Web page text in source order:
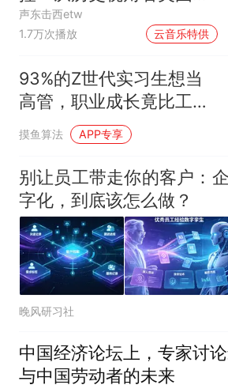
中东介入和事与愿违
声东击西etw
1.7万次播放
云音乐特供
93%的Z世代实习生想当
高管，职业成长竟比工作
生活平衡更重要
摸鱼算法 APP专享
别让员工带走你的客户：
字化，到底该怎么做？
晚风研习社
中国经济论坛上，专家讨
与中国劳动者的未来